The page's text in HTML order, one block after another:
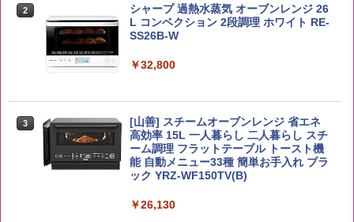
5kg 長野県産 令和7年産
￥3,980
by Amazon あきたこまちブレンド 無洗
米 5kg
￥3,396
2
角瓶 2700ml サントリー ウイスキー ハ
イボール 大容量
3
角ハイボール 350ml×24本 サントリー ウ
イスキー ハイボール 缶
￥4,939
麺 小腹 インスタント アウトドアにも ロ
ーリングストック 大人買い おやつカン
パニー
￥1,451
3
カップヌードル レギュラー 日清食品 カ
ップ麺 78g×20個
￥3,475
2
シャープ 過熱水蒸気 オーブンレンジ 26
L コンベクション 2段調理 ホワイト RE-
SS26B-W
￥32,800
3
[山善] スチームオーブンレンジ 省エネ
高効率 15L 一人暮らし 二人暮らし スチ
ーム調理 フラットテーブル トースト機
能 自動メニュー33種 簡単お手入れ ブラ
ック YRZ-WF150TV(B)
￥26,130